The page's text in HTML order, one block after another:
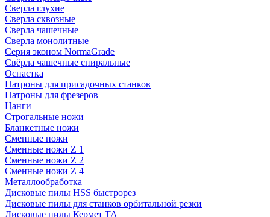
Сверла глухие
Сверла сквозные
Сверла чашечные
Сверла монолитные
Серия эконом NormaGrade
Свёрла чашечные спиральные
Оснастка
Патроны для присадочных станков
Патроны для фрезеров
Цанги
Строгальные ножи
Бланкетные ножи
Сменные ножи
Сменные ножи Z 1
Сменные ножи Z 2
Сменные ножи Z 4
Металлообработка
Дисковые пилы HSS быстрорез
Дисковые пилы для станков орбитальной резки
Дисковые пилы Кермет ТА